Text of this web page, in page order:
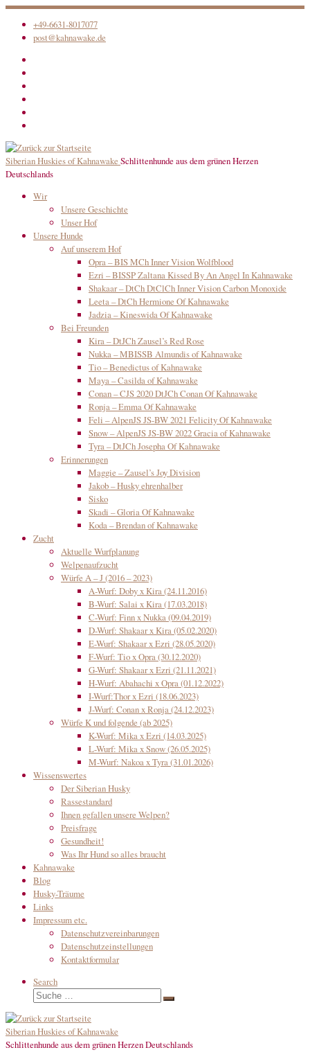
Zum
Inhalt
springen
+49-6631-8017077
post@kahnawake.de
Siberian Huskies of Kahnawake Schlittenhunde aus dem grünen Herzen
Deutschlands
Wir
Unsere Geschichte
Unser Hof
Unsere Hunde
Auf unserem Hof
Opra – BIS MCh Inner Vision Wolfblood
Ezri – BISSP Zaltana Kissed By An Angel In Kahnawake
Shakaar – DtCh DtClCh Inner Vision Carbon Monoxide
Leeta – DtCh Hermione Of Kahnawake
Jadzia – Kineswida Of Kahnawake
Bei Freunden
Kira – DtJCh Zausel’s Red Rose
Nukka – MBISSB Almundis of Kahnawake
Tio – Benedictus of Kahnawake
Maya – Casilda of Kahnawake
Conan – CJS 2020 DtJCh Conan Of Kahnawake
Ronja – Emma Of Kahnawake
Feli – AlpenJS JS-BW 2021 Felicity Of Kahnawake
Snow – AlpenJS JS-BW 2022 Gracia of Kahnawake
Tyra – DtJCh Josepha Of Kahnawake
Erinnerungen
Maggie – Zausel’s Joy Division
Jakob – Husky ehrenhalber
Sisko
Skadi – Gloria Of Kahnawake
Koda – Brendan of Kahnawake
Zucht
Aktuelle Wurfplanung
Welpenaufzucht
Würfe A – J (2016 – 2023)
A-Wurf: Doby x Kira (24.11.2016)
B-Wurf: Salai x Kira (17.03.2018)
C-Wurf: Finn x Nukka (09.04.2019)
D-Wurf: Shakaar x Kira (05.02.2020)
E-Wurf: Shakaar x Ezri (28.05.2020)
F-Wurf: Tio x Opra (30.12.2020)
G-Wurf: Shakaar x Ezri (21.11.2021)
H-Wurf: Abahachi x Opra (01.12.2022)
I-Wurf:Thor x Ezri (18.06.2023)
J-Wurf: Conan x Ronja (24.12.2023)
Würfe K und folgende (ab 2025)
K-Wurf: Mika x Ezri (14.03.2025)
L-Wurf: Mika x Snow (26.05.2025)
M-Wurf: Nakoa x Tyra (31.01.2026)
Wissenswertes
Der Siberian Husky
Rassestandard
Ihnen gefallen unsere Welpen?
Preisfrage
Gesundheit!
Was Ihr Hund so alles braucht
Kahnawake
Blog
Husky-Träume
Links
Impressum etc.
Datenschutzvereinbarungen
Datenschutzeinstellungen
Kontaktformular
Search
Suche
Suche
Siberian Huskies of Kahnawake
Schlittenhunde aus dem grünen Herzen Deutschlands